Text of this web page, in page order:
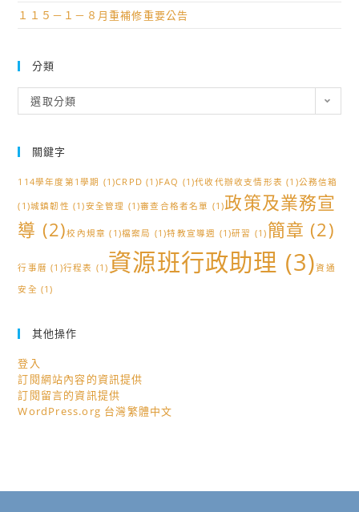
１１５－１－８月重補修重要公告
分類
類
選取分類
關鍵字
114學年度第1學期 (1)CRPD (1)FAQ (1)代收代辦收支情形表 (1)公務信箱
(1)城鎮韌性 (1)安全管理 (1)審查合格者名單 (1)政策及業務宣
導 (2)校內規章 (1)檔案局 (1)特教宣導週 (1)研習 (1) 簡章 (2)
行事曆 (1)行程表 (1)資源班行政助理 (3)資通
安全 (1)
其他操作
登入
訂閱網站內容的資訊提供
訂閱留言的資訊提供
WordPress.org 台灣繁體中文